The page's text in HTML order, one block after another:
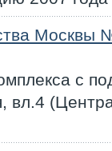
Москвы
с
вл.4